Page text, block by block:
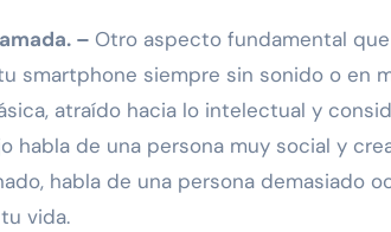
– Otro aspecto fundamental
smartphone siempre sin sonido o en
atraído hacia lo intelectual y
habla de una persona muy social y
habla de una persona demasiado
vida.